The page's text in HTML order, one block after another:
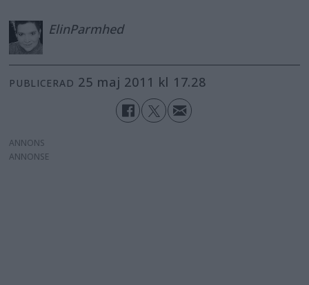
ElinParmhed
PUBLICERAD 25 maj 2011 kl 17.28
ANNONS